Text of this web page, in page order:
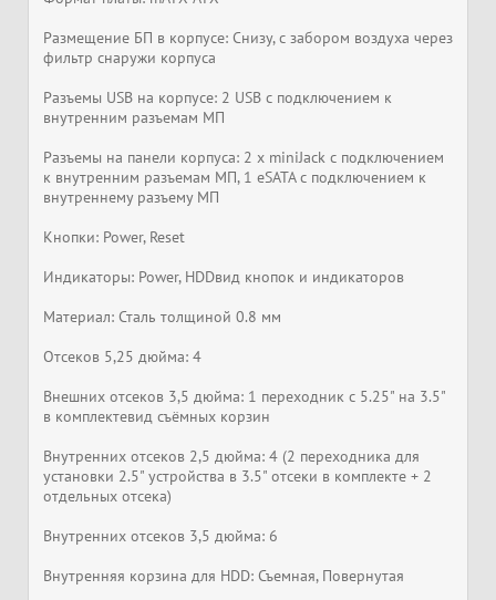
Размещение БП в корпусе: Снизу, с забором воздуха через
фильтр снаружи корпуса
Разъемы USB на корпусе: 2 USB с подключением к
внутренним разъемам МП
Разъемы на панели корпуса: 2 x miniJack с подключением
к внутренним разъемам МП, 1 eSATA с подключением к
внутреннему разъему МП
Кнопки: Power, Reset
Индикаторы: Power, HDDвид кнопок и индикаторов
Материал: Сталь толщиной 0.8 мм
Отсеков 5,25 дюйма: 4
Внешних отсеков 3,5 дюйма: 1 переходник с 5.25" на 3.5"
в комплектевид съёмных корзин
Внутренних отсеков 2,5 дюйма: 4 (2 переходника для
установки 2.5" устройства в 3.5" отсеки в комплекте + 2
отдельных отсека)
Внутренних отсеков 3,5 дюйма: 6
Внутренняя корзина для HDD: Съемная, Повернутая